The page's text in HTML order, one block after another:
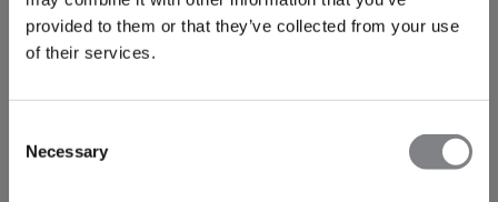
provided to them or that they’ve collected from your use
of their services.
Selection
Necessary